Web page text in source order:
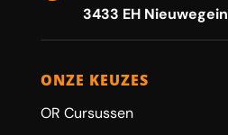
3433 EH Nieuwegein
ONZE KEUZES
OR Cursussen